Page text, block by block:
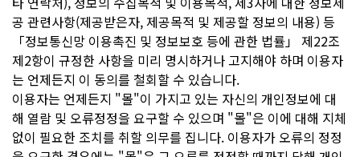
공 관련사항(제공받은자, 제공목적 및 제공할 정보의 내용) 등
「정보통신망 이용촉진 및 정보보호 등에 관한 법률」 제22조
제2항이 규정한 사항을 미리 명시하거나 고지해야 하며 이용자
는 언제든지 이 동의를 철회할 수 있습니다.
이용자는 언제든지 "몰"이 가지고 있는 자신의 개인정보에 대
해 열람 및 오류정정을 요구할 수 있으며 "몰"은 이에 대해 지체
없이 필요한 조치를 취할 의무를 집니다. 이용자가 오류의 정정